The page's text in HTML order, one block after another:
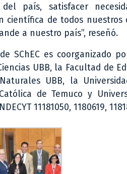
país, satisfacer
científica de todos
a nuestro país”, reseñó.
SChEC es
UBB, la Facultad de
UBB, la
de Temuco y
11181050, 1180619,